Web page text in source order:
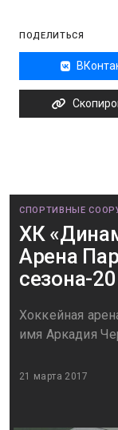
ПОДЕЛИТЬСЯ
СПОРТИВНЫЕ
ХК
Арена
сезона-
Хоккейная
имя Аркадия
21 марта 2017